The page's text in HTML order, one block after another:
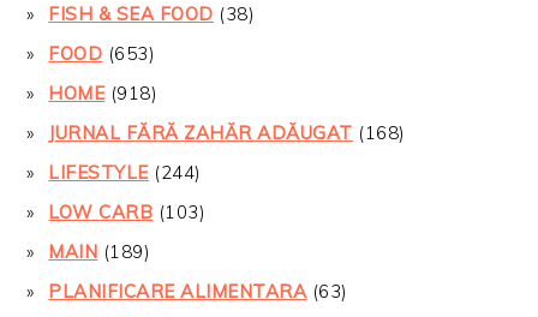
FISH & SEA FOOD (38)
FOOD (653)
HOME(918)
JURNAL FĂRĂ ZAHĂR ADĂUGAT (168)
LIFESTYLE(244)
LOW CARB (103)
MAIN (189)
PLANIFICARE ALIMENTARA (63)